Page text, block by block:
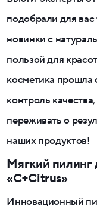
подобрали для
новинки с
пользой для
косметика
контроль
переживать о
наших продуктов!
Мягкий пилинг
«С+Citrus»
Инновационный